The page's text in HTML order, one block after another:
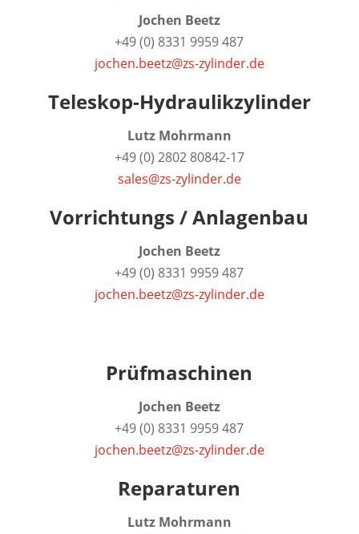
Jochen Beetz
+49 (0) 8331 9959 487
jochen.beetz@zs-zylinder.de
Teleskop-Hydraulikzylinder
Lutz Mohrmann
+49 (0) 2802 80842-17
sales@zs-zylinder.de
Vorrichtungs / Anlagenbau
Jochen Beetz
+49 (0) 8331 9959 487
jochen.beetz@zs-zylinder.de
Prüfmaschinen
Jochen Beetz
+49 (0) 8331 9959 487
jochen.beetz@zs-zylinder.de
Reparaturen
Lutz Mohrmann